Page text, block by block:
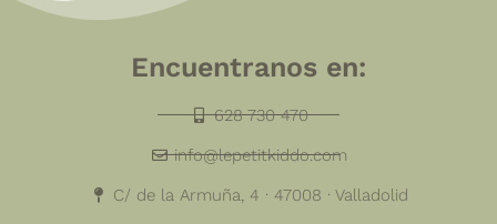
Encuentranos en:
628 730 470
info@lepetitkiddo.com
C/ de la Armuña, 4 · 47008 · Valladolid